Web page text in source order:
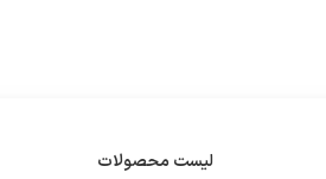
لیست محصولات